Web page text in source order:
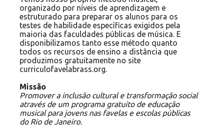
organizado por níveis de aprendizagem e
estruturado para preparar os alunos para os
testes de habilidade específicas exigidos pela
maioria das faculdades públicas de música. E
disponibilizamos tanto esse método quanto
todos os recursos de ensino a distância que
produzimos gratuitamente no site
curriculofavelabrass.org.
Missão
Promover a inclusão cultural e transformação social
através de um programa gratuito de educação
musical para jovens nas favelas e escolas públicas
do Rio de Janeiro.